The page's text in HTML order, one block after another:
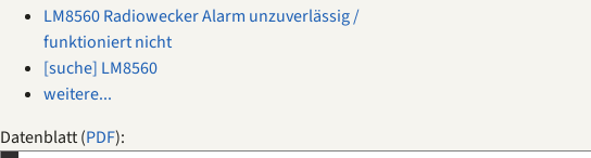
LM8560 Radiowecker Alarm unzuverlässig /
funktioniert nicht
[suche] LM8560
weitere...
Datenblatt (PDF):